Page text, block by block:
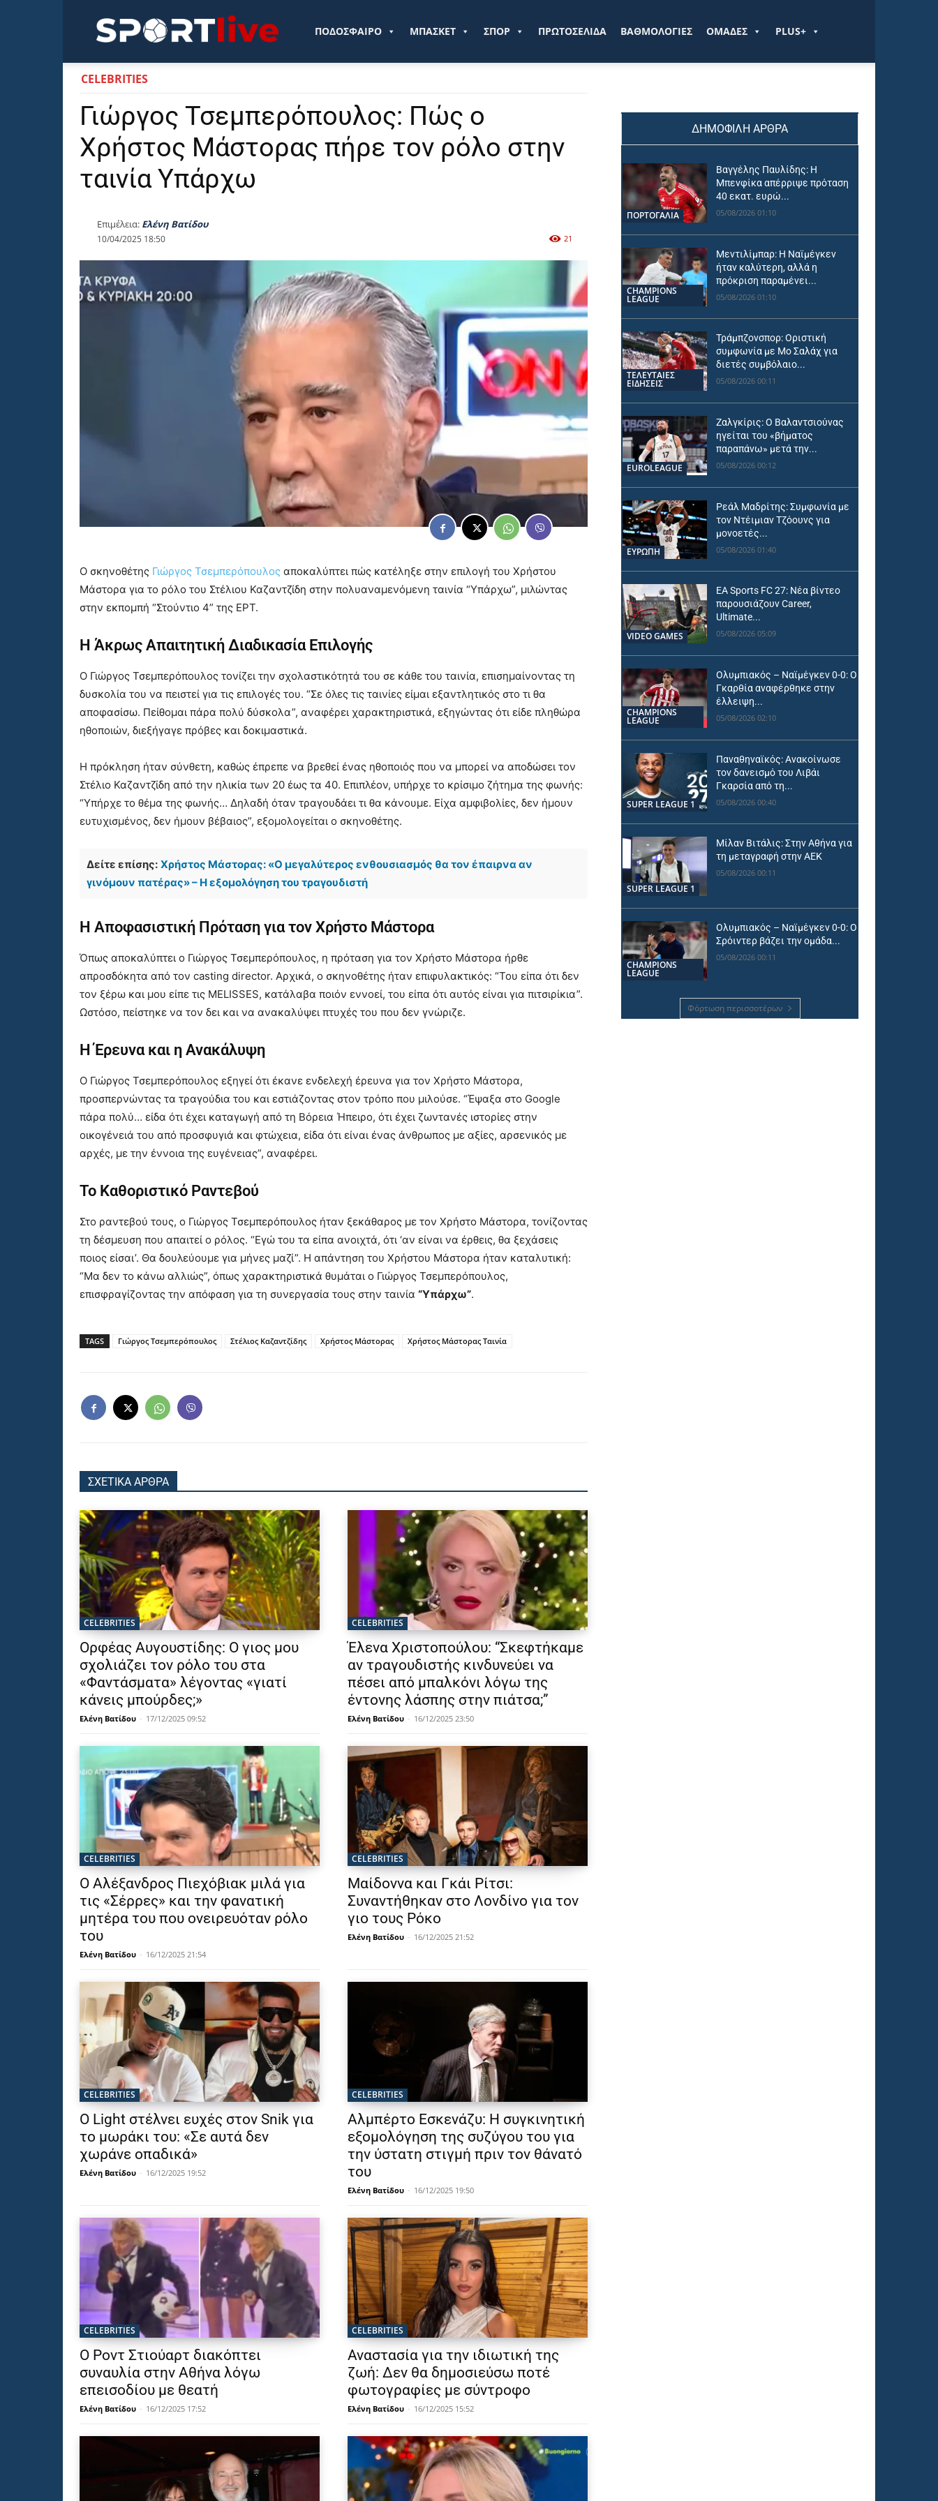
Sportlive.grΠΟΔΟΣΦΑΙΡΟ ΜΠΑΣΚΕΤ ΣΠΟΡ ΠΡΩΤΟΣΕΛΙΔΑ ΒΑΘΜΟΛΟΓΙΕΣ ΟΜΑΔΕΣ PLUS+
CELEBRITIES
Γιώργος Τσεμπερόπουλος: Πώς ο
Χρήστος Μάστορας πήρε τον ρόλο στην
ταινία Υπάρχω
Επιμέλεια: Ελένη Βατίδου
10/04/2025 18:50 21
Ο σκηνοθέτης Γιώργος Τσεμπερόπουλος αποκαλύπτει πώς κατέληξε στην επιλογή του Χρήστου
Μάστορα για το ρόλο του Στέλιου Καζαντζίδη στην πολυαναμενόμενη ταινία “Υπάρχω”, μιλώντας
στην εκπομπή “Στούντιο 4” της ΕΡΤ.
Η Άκρως Απαιτητική Διαδικασία Επιλογής
Ο Γιώργος Τσεμπερόπουλος τονίζει την σχολαστικότητά του σε κάθε του ταινία, επισημαίνοντας τη
δυσκολία του να πειστεί για τις επιλογές του. “Σε όλες τις ταινίες είμαι εξαντλητικός στο τι θα
αποφασίσω. Πείθομαι πάρα πολύ δύσκολα”, αναφέρει χαρακτηριστικά, εξηγώντας ότι είδε πληθώρα
ηθοποιών, διεξήγαγε πρόβες και δοκιμαστικά.
Η πρόκληση ήταν σύνθετη, καθώς έπρεπε να βρεθεί ένας ηθοποιός που να μπορεί να αποδώσει τον
Στέλιο Καζαντζίδη από την ηλικία των 20 έως τα 40. Επιπλέον, υπήρχε το κρίσιμο ζήτημα της φωνής:
“Υπήρχε το θέμα της φωνής… Δηλαδή όταν τραγουδάει τι θα κάνουμε. Είχα αμφιβολίες, δεν ήμουν
ευτυχισμένος, δεν ήμουν βέβαιος”, εξομολογείται ο σκηνοθέτης.
Δείτε επίσης: Χρήστος Μάστορας: «Ο μεγαλύτερος ενθουσιασμός θα τον έπαιρνα αν
γινόμουν πατέρας» – Η εξομολόγηση του τραγουδιστή
Η Αποφασιστική Πρόταση για τον Χρήστο Μάστορα
Όπως αποκαλύπτει ο Γιώργος Τσεμπερόπουλος, η πρόταση για τον Χρήστο Μάστορα ήρθε
απροσδόκητα από τον casting director. Αρχικά, ο σκηνοθέτης ήταν επιφυλακτικός: “Του είπα ότι δεν
τον ξέρω και μου είπε τις ΜELISSES, κατάλαβα ποιόν εννοεί, του είπα ότι αυτός είναι για πιτσιρίκια”.
Ωστόσο, πείστηκε να τον δει και να ανακαλύψει πτυχές του που δεν γνώριζε.
Η Έρευνα και η Ανακάλυψη
Ο Γιώργος Τσεμπερόπουλος εξηγεί ότι έκανε ενδελεχή έρευνα για τον Χρήστο Μάστορα,
προσπερνώντας τα τραγούδια του και εστιάζοντας στον τρόπο που μιλούσε. “Έψαξα στο Google
πάρα πολύ… είδα ότι έχει καταγωγή από τη Βόρεια Ήπειρο, ότι έχει ζωντανές ιστορίες στην
οικογένειά του από προσφυγιά και φτώχεια, είδα ότι είναι ένας άνθρωπος με αξίες, αρσενικός με
αρχές, με την έννοια της ευγένειας”, αναφέρει.
Το Καθοριστικό Ραντεβού
Στο ραντεβού τους, ο Γιώργος Τσεμπερόπουλος ήταν ξεκάθαρος με τον Χρήστο Μάστορα, τονίζοντας
τη δέσμευση που απαιτεί ο ρόλος. “Εγώ του τα είπα ανοιχτά, ότι ‘αν είναι να έρθεις, θα ξεχάσεις
ποιος είσαι’. Θα δουλεύουμε για μήνες μαζί”. Η απάντηση του Χρήστου Μάστορα ήταν καταλυτική:
“Μα δεν το κάνω αλλιώς”, όπως χαρακτηριστικά θυμάται ο Γιώργος Τσεμπερόπουλος,
επισφραγίζοντας την απόφαση για τη συνεργασία τους στην ταινία “Υπάρχω”.
TAGS Γιώργος Τσεμπερόπουλος Στέλιος Καζαντζίδης Χρήστος Μάστορας Χρήστος Μάστορας Ταινία
ΣΧΕΤΙΚΑ ΑΡΘΡΑ
CELEBRITIES
Ορφέας Αυγουστίδης: Ο γιος μου
σχολιάζει τον ρόλο του στα
«Φαντάσματα» λέγοντας «γιατί
κάνεις μπούρδες;»
Ελένη Βατίδου - 17/12/2025 09:52
CELEBRITIES
Έλενα Χριστοπούλου: “Σκεφτήκαμε
αν τραγουδιστής κινδυνεύει να
πέσει από μπαλκόνι λόγω της
έντονης λάσπης στην πιάτσα;”
Ελένη Βατίδου - 16/12/2025 23:50
CELEBRITIES
Ο Αλέξανδρος Πιεχόβιακ μιλά για
τις «Σέρρες» και την φανατική
μητέρα του που ονειρευόταν ρόλο
του
Ελένη Βατίδου - 16/12/2025 21:54
CELEBRITIES
Μαίδοννα και Γκάι Ρίτσι:
Συναντήθηκαν στο Λονδίνο για τον
γιο τους Ρόκο
Ελένη Βατίδου - 16/12/2025 21:52
CELEBRITIES
Ο Light στέλνει ευχές στον Snik για
το μωράκι του: «Σε αυτά δεν
χωράνε οπαδικά»
Ελένη Βατίδου - 16/12/2025 19:52
CELEBRITIES
Αλμπέρτο Εσκενάζυ: Η συγκινητική
εξομολόγηση της συζύγου του για
την ύστατη στιγμή πριν τον θάνατό
του
Ελένη Βατίδου - 16/12/2025 19:50
CELEBRITIES
Ο Ροντ Στιούαρτ διακόπτει
συναυλία στην Αθήνα λόγω
επεισοδίου με θεατή
Ελένη Βατίδου - 16/12/2025 17:52
CELEBRITIES
Αναστασία για την ιδιωτική της
ζωή: Δεν θα δημοσιεύσω ποτέ
φωτογραφίες με σύντροφο
Ελένη Βατίδου - 16/12/2025 15:52
ΔΗΜΟΦΙΛΗ ΑΡΘΡΑ
ΠΟΡΤΟΓΑΛΙΑ
Βαγγέλης Παυλίδης: Η
Μπενφίκα απέρριψε πρόταση
40 εκατ. ευρώ...
05/08/2026 01:10
CHAMPIONS
LEAGUE
Μεντιλίμπαρ: Η Ναϊμέγκεν
ήταν καλύτερη, αλλά η
πρόκριση παραμένει...
05/08/2026 01:10
ΤΕΛΕΥΤΑΙΕΣ
ΕΙΔΗΣΕΙΣ
Τράμπζονσπορ: Οριστική
συμφωνία με Μο Σαλάχ για
διετές συμβόλαιο...
05/08/2026 00:11
EUROLEAGUE
Ζαλγκίρις: Ο Βαλαντσιούνας
ηγείται του «βήματος
παραπάνω» μετά την...
05/08/2026 00:12
ΕΥΡΩΠΗ
Ρεάλ Μαδρίτης: Συμφωνία με
τον Ντέιμιαν Τζόουνς για
μονοετές...
05/08/2026 01:40
VIDEO GAMES
EA Sports FC 27: Νέα βίντεο
παρουσιάζουν Career,
Ultimate...
05/08/2026 05:09
CHAMPIONS
LEAGUE
Ολυμπιακός – Ναϊμέγκεν 0-0: Ο
Γκαρθία αναφέρθηκε στην
έλλειψη...
05/08/2026 02:10
SUPER LEAGUE 1
Παναθηναϊκός: Ανακοίνωσε
τον δανεισμό του Λιβάι
Γκαρσία από τη...
05/08/2026 00:40
SUPER LEAGUE 1
Μίλαν Βιτάλις: Στην Αθήνα για
τη μεταγραφή στην ΑΕΚ
05/08/2026 00:11
CHAMPIONS
LEAGUE
Ολυμπιακός – Ναϊμέγκεν 0-0: Ο
Σρόιντερ βάζει την ομάδα...
05/08/2026 00:11
Φόρτωση περισσοτέρων